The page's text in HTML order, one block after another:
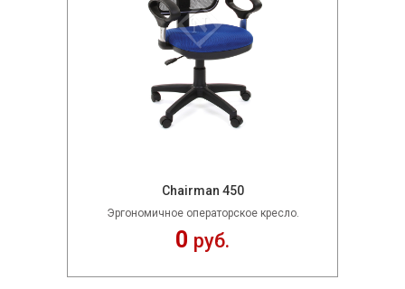
Chairman 450
Эргономичное операторское кресло.
0 руб.